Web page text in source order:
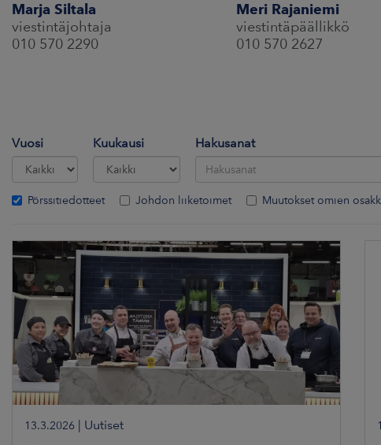
Marja Siltala
viestintäjohtaja
010 570 2290
Meri Rajaniemi
viestintäpäällikkö
010 570 2627
Vuosi Kuukausi Hakusanat
Pörssitiedotteet Johdon liiketoimet Muutokset omien
13.3.2026 | Uutiset